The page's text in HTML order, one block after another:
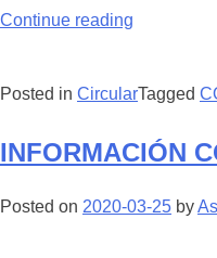
Continue reading
Posted in CircularTagged
INFORMACIÓN
Posted on 2020-03-25 by